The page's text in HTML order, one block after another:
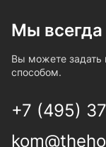
Мы всегда
Вы можете
способом.
+7 (495)